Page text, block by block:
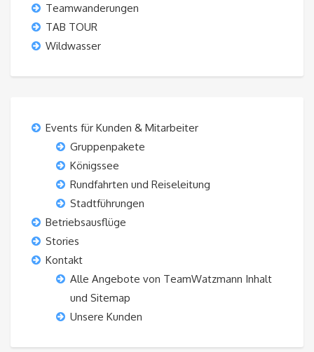
Teamwanderungen
TAB TOUR
Wildwasser
Events für Kunden & Mitarbeiter
Gruppenpakete
Königssee
Rundfahrten und Reiseleitung
Stadtführungen
Betriebsausflüge
Stories
Kontakt
Alle Angebote von TeamWatzmann Inhalt
und Sitemap
Unsere Kunden